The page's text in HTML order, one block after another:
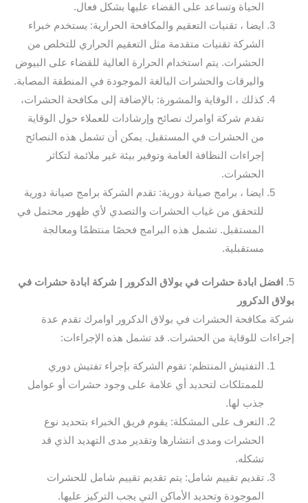
الحياة وتساعد على القضاء عليها بشكل فعال.
ايضا ، تقنيات التعقيم والمكافحة الحرارية: يستخدم خبراء
الشركة تقنيات متقدمة مثل التعقيم الحراري للتخلص من
الحشرات. يتم استخدام الحرارة العالية للقضاء على البيوض
واليرقات والحشرات البالغة الموجودة في المنطقة المصابة.
كذلك ، الوقاية والمشورة: بالإضافة إلى مكافحة الحشرات،
تقدم شركة اوامرك نصائح وإرشادات للعملاء حول الوقاية
من الحشرات في المستقبل. يمكن أن تشمل هذه النصائح
إجراءات النظافة العامة وتوفير بيئة غير ملائمة لتكاثر
الحشرات.
ايضا ، برامج صيانة دورية: تقدم الشركة برامج صيانة دورية
للتحقق من غياب الحشرات والتصدي لأي ظهور محتمل في
المستقبل. تشمل هذه البرامج فحصًا منتظمًا ومعالجة
مستقبلية.
5.
افضل ابادة حشرات في بولاق الدكرور | شركة ابادة حشرات في
بولاق الدكرور
شركة مكافحة الحشرات في بولاق الدكرور اوامرك تقدم عدة
إجراءات للوقاية من الحشرات. قد تشمل هذه الإجراءات:
التفتيش المنتظم: تقوم الشركة بإجراء تفتيش دوري
للممتلكات لتحديد أي علامة على وجود حشرات أو عوامل
جذب لها.
التعرف على المشكلة: يقوم فريق الخبراء بتحديد نوع
الحشرات ومدى انتشارها وتقدير مدى التهديد الذي قد
تشكله.
تقديم تقييم شامل: يتم تقديم تقييم شامل للحشرات
الموجودة وتحديد الأماكن التي يجب التركيز عليها.